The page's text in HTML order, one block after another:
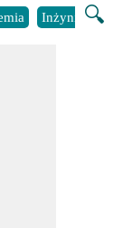
🔍
Inżynieria